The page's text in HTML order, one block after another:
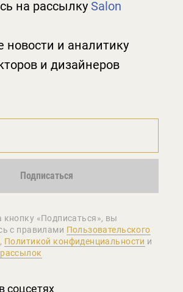
на рассылку Salon
новости и аналитику
и дизайнеров
Подписаться
«Подписаться», вы
с правилами Пользовательского
, Политикой конфиденциальности и
соцсетях